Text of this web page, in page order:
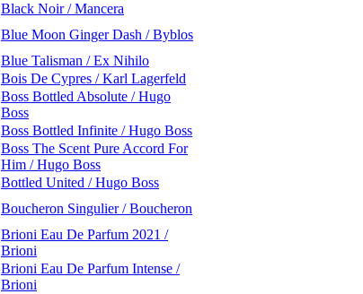
Black Noir / Mancera
Blue Moon Ginger Dash / Byblos
Blue Talisman / Ex Nihilo
Bois De Cypres / Karl Lagerfeld
Boss Bottled Absolute / Hugo
Boss
Boss Bottled Infinite / Hugo Boss
Boss The Scent Pure Accord For
Him / Hugo Boss
Bottled United / Hugo Boss
Boucheron Singulier / Boucheron
Brioni Eau De Parfum 2021 /
Brioni
Brioni Eau De Parfum Intense /
Brioni